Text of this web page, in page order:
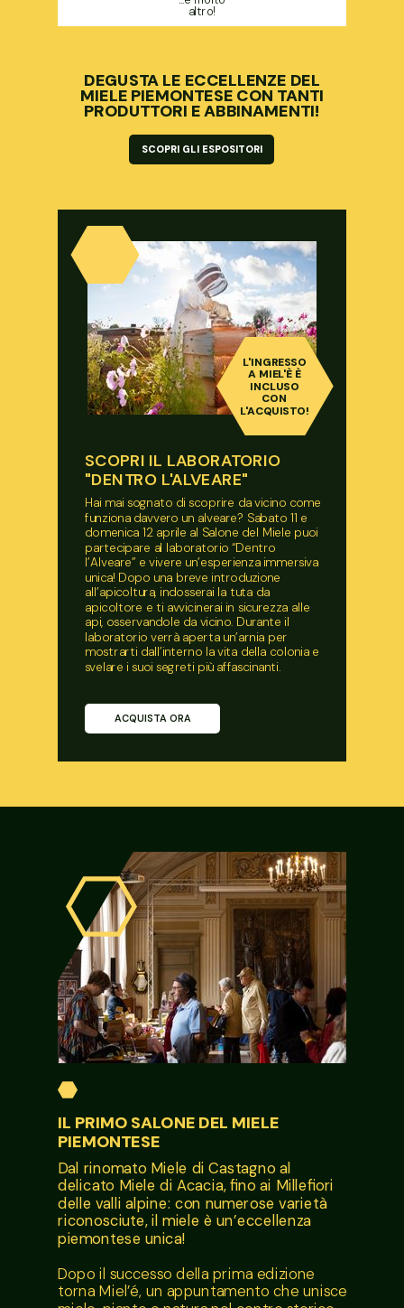
IL PRIMO SALONE DEL MIELE
PIEMONTESE
Dal rinomato Miele di Castagno al
delicato Miele di Acacia, fino ai Millefiori
delle valli alpine: con numerose varietà
riconosciute, il miele è un’eccellenza
piemontese unica!
Dopo il successo della prima edizione
torna Miel’é, un appuntamento che unisce
altro!
SCOPRI GLI ESPOSITORI
DEGUSTA LE ECCELLENZE DEL
MIELE PIEMONTESE CON TANTI
PRODUTTORI E ABBINAMENTI!
SCOPRI IL LABORATORIO
"DENTRO L'ALVEARE"
Hai mai sognato di scoprire da vicino come
funziona davvero un alveare? Sabato 11 e
domenica 12 aprile al Salone del Miele puoi
partecipare al laboratorio “Dentro
l’Alveare” e vivere un’esperienza immersiva
unica! Dopo una breve introduzione
all’apicoltura, indosserai la tuta da
apicoltore e ti avvicinerai in sicurezza alle
api, osservandole da vicino. Durante il
laboratorio verrà aperta un’arnia per
mostrarti dall’interno la vita della colonia e
svelare i suoi segreti più affascinanti.
ACQUISTA ORA
L'INGRESSO
A MIEL'È È
INCLUSO
CON
L'ACQUISTO!